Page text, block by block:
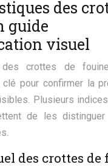
des
guide
visuel
des crottes de
pour confirmer la
Plusieurs
de les
des crottes de